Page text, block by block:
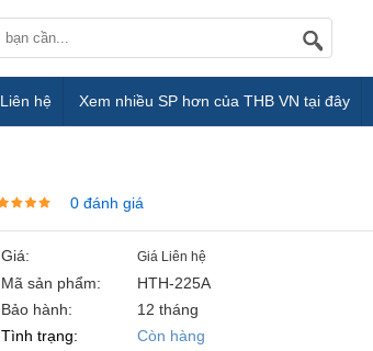
Liên hệ Xem nhiều SP hơn của THB VN tại đây
0 đánh giá
Giá: Giá Liên hệ
Mã sản phẩm:
HTH-225A
Bảo hành:
12 tháng
Tình trạng:
Còn hàng